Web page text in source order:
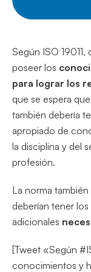
Según ISO
poseer los
para lograr los
que se espera
también debería
apropiado de
la disciplina y del
profesión.
La norma
deberían tener
adicionales
[Tweet «Según
conocimientos y